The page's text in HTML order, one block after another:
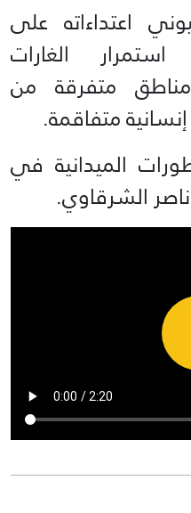
اعتداءاته على
الغارات
متفرقة من
متفاقمة.
الميدانية في
ناصر الشرقاوي.